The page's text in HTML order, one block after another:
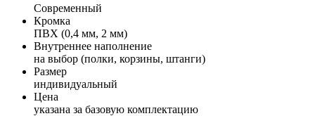
Современный
Кромка
ПВХ (0,4 мм, 2 мм)
Внутреннее наполнение
на выбор (полки, корзины, штанги)
Размер
индивидуальный
Цена
указана за базовую комплектацию